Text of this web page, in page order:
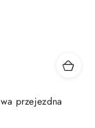
przejezdna